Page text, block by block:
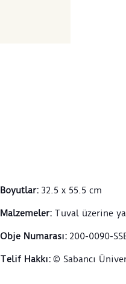
otuz
Boyutlar: 32.5 x 55.5 cm
Malzemeler: Tuval üzerine
Obje Numarası: 200-0090-
Telif Hakkı: © Sabancı